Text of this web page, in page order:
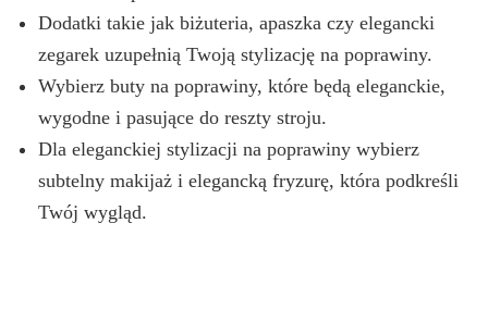
Dodatki takie jak biżuteria, apaszka czy elegancki
zegarek uzupełnią Twoją stylizację na poprawiny.
Wybierz buty na poprawiny, które będą eleganckie,
wygodne i pasujące do reszty stroju.
Dla eleganckiej stylizacji na poprawiny wybierz
subtelny makijaż i elegancką fryzurę, która podkreśli
Twój wygląd.